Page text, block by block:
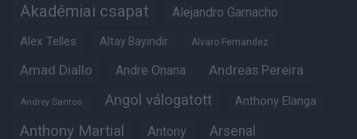
Akadémiai csapat Alejandro Garnacho
Alex Telles Altay Bayindir Alvaro Fernandez
Amad Diallo Andre Onana Andreas Pereira
Andrey Santos Angol válogatott Anthony Elanga
Anthony Martial Antony Arsenal